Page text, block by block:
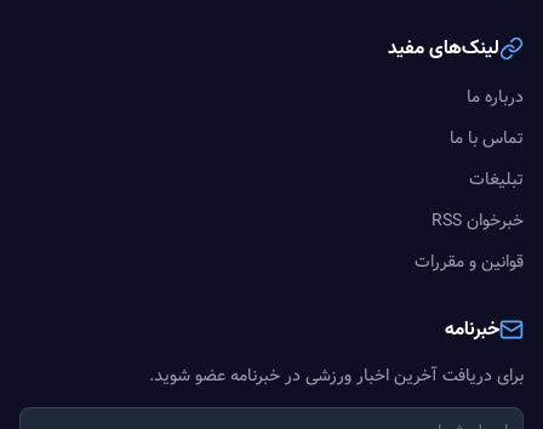
لینک‌های مفید
درباره ما
تماس با ما
تبلیغات
خبرخوان RSS
قوانین و مقررات
خبرنامه
برای دریافت آخرین اخبار ورزشی در خبرنامه عضو شوید.